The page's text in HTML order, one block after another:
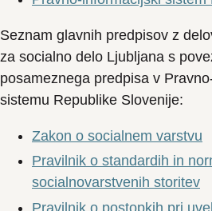
Seznam glavnih predpisov z
za socialno delo Ljubljana s
posameznega predpisa v
sistemu Republike Slovenije:
Zakon o socialnem varstvu
Pravilnik o standardih in
socialnovarstvenih storitev
Pravilnik o postopkih pri